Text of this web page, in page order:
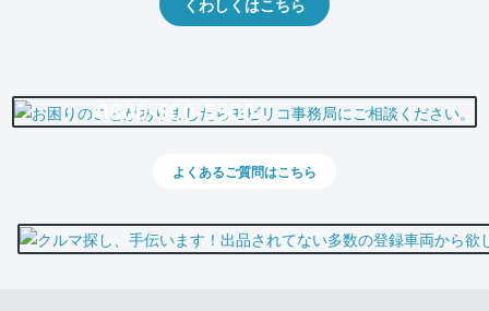
くわしくはこちら
0800-500-5500
よくあるご質問はこちら